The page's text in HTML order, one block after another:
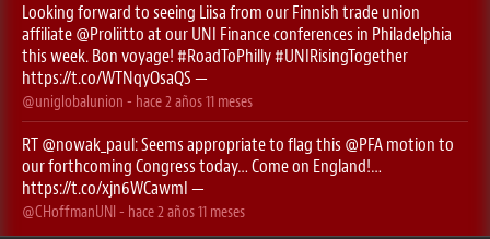
Looking forward to seeing Liisa from our Finnish trade union
affiliate @Proliitto at our UNI Finance conferences in Philadelphia
this week. Bon voyage! #RoadToPhilly#UNIRisingTogether
https://t.co/WTNqyOsaQS —
@uniglobalunion - hace 2 años 11 meses
RT @nowak_paul: Seems appropriate to flag this ⁦ @PFA ⁩ motion to
our forthcoming Congress today… Come on England!…
https://t.co/xjn6WCawmI —
@CHoffmanUNI - hace 2 años 11 meses